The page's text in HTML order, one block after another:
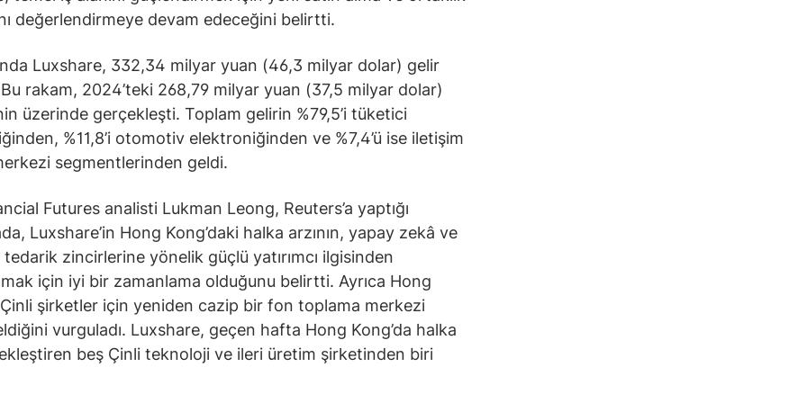
değerlendirmeye devam edeceğini belirtti.
Luxshare, 332,34 milyar yuan (46,3 milyar dolar) gelir
Bu rakam, 2024’teki 268,79 milyar yuan (37,5 milyar dolar)
üzerinde gerçekleşti. Toplam gelirin %79,5’i tüketici
%11,8’i otomotiv elektroniğinden ve %7,4’ü ise iletişim
segmentlerinden geldi.
Futures analisti Lukman Leong, Reuters’a yaptığı
Luxshare’in Hong Kong’daki halka arzının, yapay zekâ ve
zincirlerine yönelik güçlü yatırımcı ilgisinden
için iyi bir zamanlama olduğunu belirtti. Ayrıca Hong
Çinli şirketler için yeniden cazip bir fon toplama merkezi
vurguladı. Luxshare, geçen hafta Hong Kong’da halka
beş Çinli teknoloji ve ileri üretim şirketinden biri